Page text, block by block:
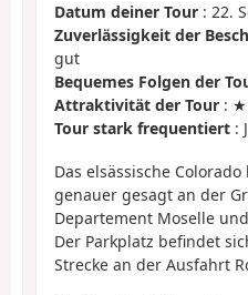
Datum deiner Tour : 22.
Zuverlässigkeit der
gut
Bequemes Folgen der
Attraktivität der Tour :
Tour stark frequentiert :
Das elsässische
genauer gesagt an der
Departement Moselle
Der Parkplatz befindet
Strecke an der Ausfahrt